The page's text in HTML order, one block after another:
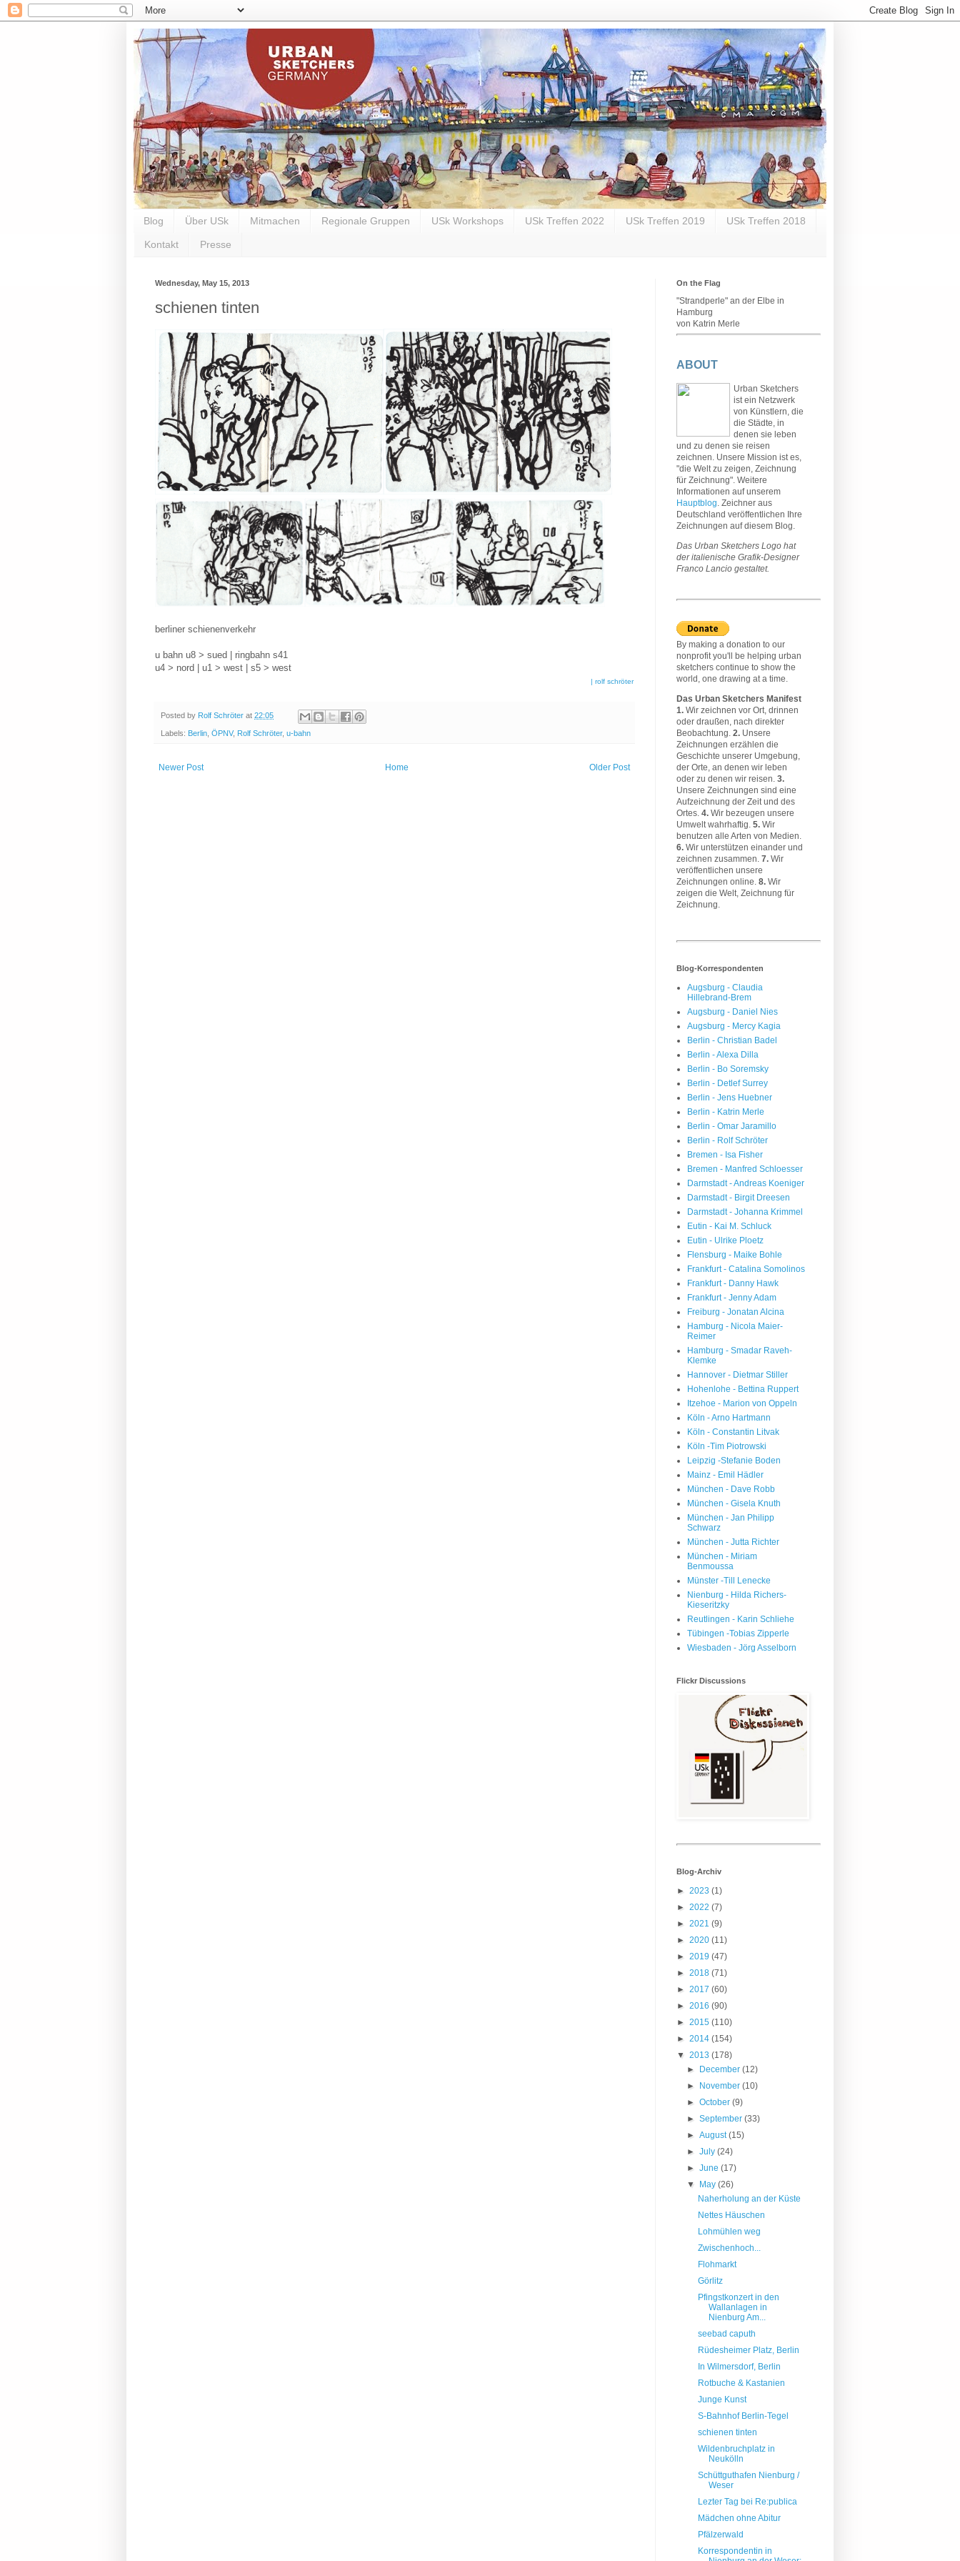
Blog Über USk Mitmachen Regionale Gruppen USk Workshops USk Treffen 2022 USk Treffen 2019 USk Treffen 2018
Kontakt Presse
Wednesday, May 15, 2013
schienen tinten
berliner schienenverkehr
u bahn u8 > sued | ringbahn s41
u4 > nord | u1 > west | s5 > west
| rolf schröter
Posted by Rolf Schröter at 22:05
Labels: Berlin ÖPNV, Rolf Schröter, u-bahn
Newer Post Older Post
Home
On the Flag
"Strandperle" an der Elbe in
Hamburg
von Katrin Merle
ABOUT
Urban Sketchers
ist ein Netzwerk
von Künstlern, die
die Städte, in
denen sie leben
und zu denen sie reisen
zeichnen. Unsere Mission ist es,
"die Welt zu zeigen, Zeichnung
für Zeichnung". Weitere
Informationen auf unserem
Hauptblog. Zeichner aus
Deutschland veröffentlichen Ihre
Zeichnungen auf diesem Blog.
Das Urban Sketchers Logo hat
der italienische Grafik-Designer
Franco Lancio gestaltet.
By making a donation to our
nonprofit you'll be helping urban
sketchers continue to show the
world, one drawing at a time.
Das Urban Sketchers Manifest
1. Wir zeichnen vor Ort, drinnen
oder draußen, nach direkter
Beobachtung. 2. Unsere
Zeichnungen erzählen die
Geschichte unserer Umgebung,
der Orte, an denen wir leben
oder zu denen wir reisen. 3.
Unsere Zeichnungen sind eine
Aufzeichnung der Zeit und des
Ortes. 4. Wir bezeugen unsere
Umwelt wahrhaftig. 5. Wir
benutzen alle Arten von Medien.
6. Wir unterstützen einander und
zeichnen zusammen. 7. Wir
veröffentlichen unsere
Zeichnungen online. 8. Wir
zeigen die Welt, Zeichnung für
Zeichnung.
Blog-Korrespondenten
Augsburg - Claudia
Hillebrand-Brem
Augsburg - Daniel Nies
Augsburg - Mercy Kagia
Berlin - Christian Badel
Berlin - Alexa Dilla
Berlin - Bo Soremsky
Berlin - Detlef Surrey
Berlin - Jens Huebner
Berlin - Katrin Merle
Berlin - Omar Jaramillo
Berlin - Rolf Schröter
Bremen - Isa Fisher
Bremen - Manfred Schloesser
Darmstadt - Andreas Koeniger
Darmstadt - Birgit Dreesen
Darmstadt - Johanna Krimmel
Eutin - Kai M. Schluck
Eutin - Ulrike Ploetz
Flensburg - Maike Bohle
Frankfurt - Catalina Somolinos
Frankfurt - Danny Hawk
Frankfurt - Jenny Adam
Freiburg - Jonatan Alcina
Hamburg - Nicola Maier-
Reimer
Hamburg - Smadar Raveh-
Klemke
Hannover - Dietmar Stiller
Hohenlohe - Bettina Ruppert
Itzehoe - Marion von Oppeln
Köln - Arno Hartmann
Köln - Constantin Litvak
Köln -Tim Piotrowski
Leipzig -Stefanie Boden
Mainz - Emil Hädler
München - Dave Robb
München - Gisela Knuth
München - Jan Philipp
Schwarz
München - Jutta Richter
München - Miriam
Benmoussa
Münster -Till Lenecke
Nienburg - Hilda Richers-
Kieseritzky
Reutlingen - Karin Schliehe
Tübingen -Tobias Zipperle
Wiesbaden - Jörg Asselborn
Flickr Discussions
Blog-Archiv
► 2023 (1)
► 2022 (7)
► 2021 (9)
► 2020 (11)
► 2019 (47)
► 2018 (71)
► 2017 (60)
► 2016 (90)
► 2015 (110)
► 2014 (154)
▼ 2013 (178)
►
December(12)
►
November(10)
►October(9)
►September(33)
►August(15)
►July(24)
►June(17)
▼
May(26)
Naherholung an der Küste
Nettes Häuschen
Lohmühlen weg
Zwischenhoch...
Flohmarkt
Görlitz
Pfingstkonzert in den
Wallanlagen in
Nienburg Am...
seebad caputh
Rüdesheimer Platz, Berlin
In Wilmersdorf, Berlin
Rotbuche & Kastanien
Junge Kunst
S-Bahnhof Berlin-Tegel
schienen tinten
Wildenbruchplatz in
Neukölln
Schüttguthafen Nienburg /
Weser
Lezter Tag bei Re:publica
Mädchen ohne Abitur
Pfälzerwald
Korrespondentin in